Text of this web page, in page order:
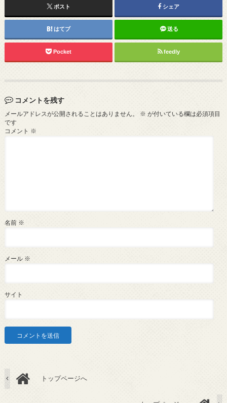
ポスト シェア
はてブ 送る
Pocket feedly
コメントを残す
メールアドレスが公開されることはありません。 ※ が付いている欄は必須項目
です
コメント ※
名前 ※
メール ※
サイト
トップページへ